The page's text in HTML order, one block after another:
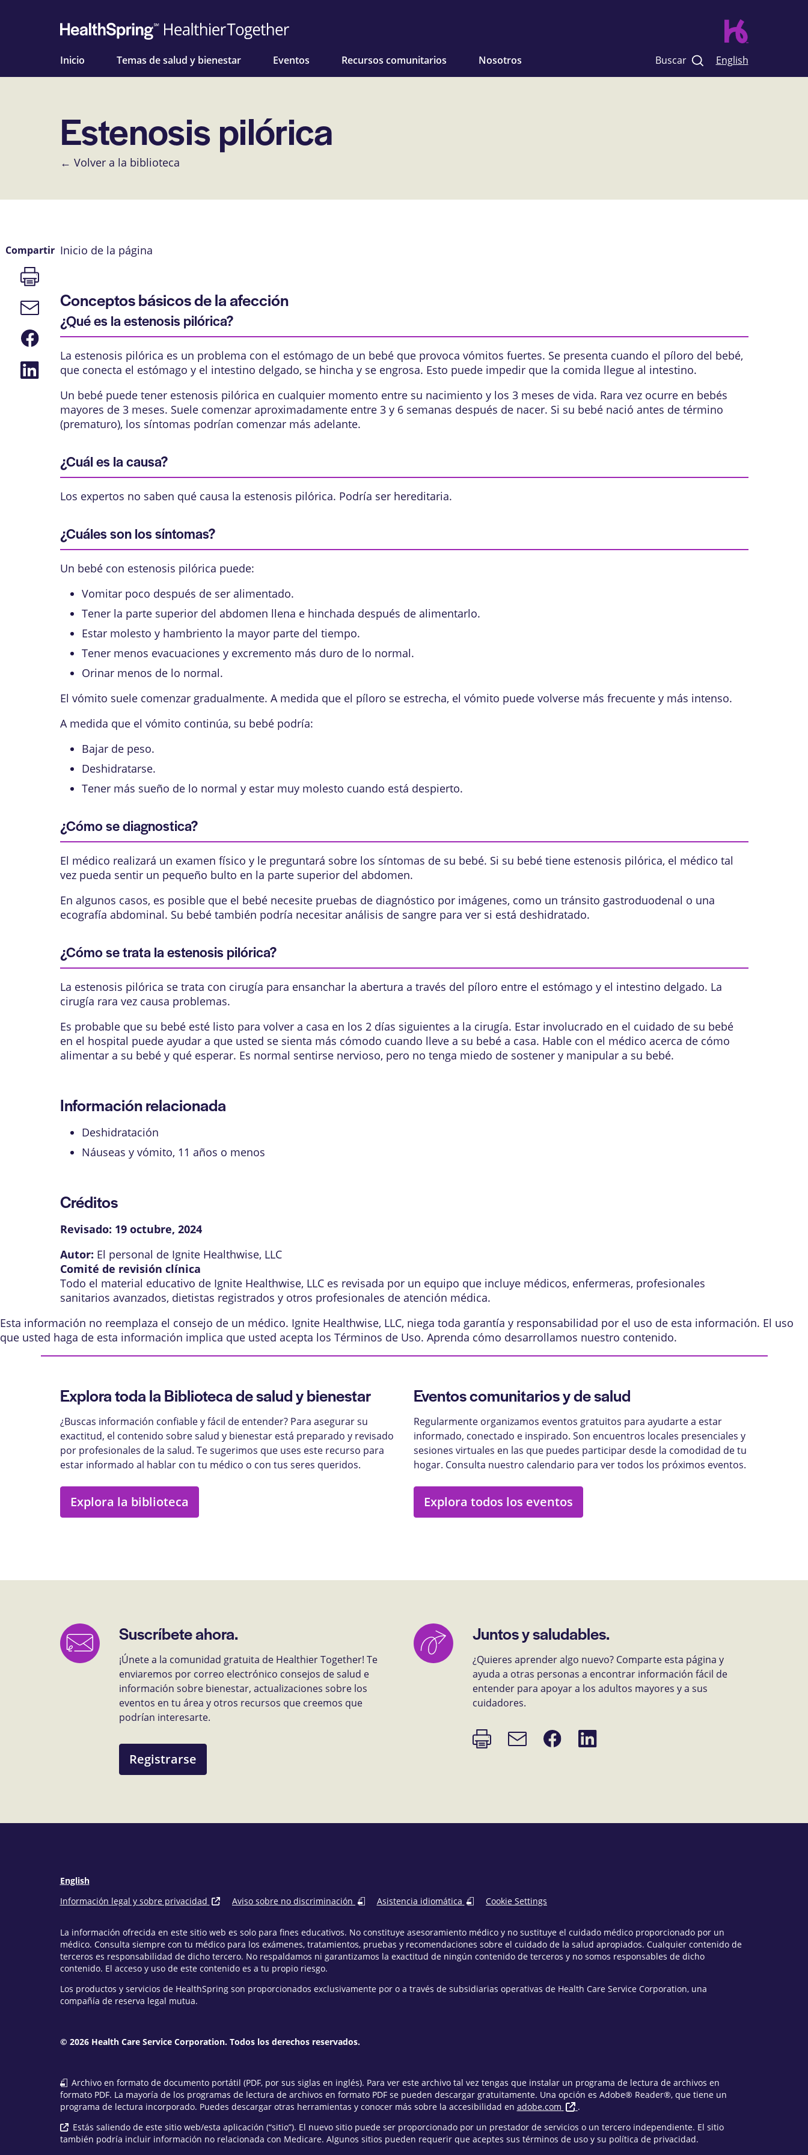
Inicio Temas de salud y bienestar Eventos Recursos comunitarios Nosotros Buscar English
Estenosis pilórica
← Volver a la biblioteca
Inicio de la página
Conceptos básicos de la afección
¿Qué es la estenosis pilórica?
La estenosis pilórica es un problema con el estómago de un bebé que provoca vómitos fuertes. Se presenta cuando el píloro del bebé,
que conecta el estómago y el intestino delgado, se hincha y se engrosa. Esto puede impedir que la comida llegue al intestino.
Un bebé puede tener estenosis pilórica en cualquier momento entre su nacimiento y los 3 meses de vida. Rara vez ocurre en bebés
mayores de 3 meses. Suele comenzar aproximadamente entre 3 y 6 semanas después de nacer. Si su bebé nació antes de término
(prematuro), los síntomas podrían comenzar más adelante.
¿Cuál es la causa?
Los expertos no saben qué causa la estenosis pilórica. Podría ser hereditaria.
¿Cuáles son los síntomas?
Un bebé con estenosis pilórica puede:
Vomitar poco después de ser alimentado.
Tener la parte superior del abdomen llena e hinchada después de alimentarlo.
Estar molesto y hambriento la mayor parte del tiempo.
Tener menos evacuaciones y excremento más duro de lo normal.
Orinar menos de lo normal.
El vómito suele comenzar gradualmente. A medida que el píloro se estrecha, el vómito puede volverse más frecuente y más intenso.
A medida que el vómito continúa, su bebé podría:
Bajar de peso.
Deshidratarse.
Tener más sueño de lo normal y estar muy molesto cuando está despierto.
¿Cómo se diagnostica?
El médico realizará un examen físico y le preguntará sobre los síntomas de su bebé. Si su bebé tiene estenosis pilórica, el médico tal
vez pueda sentir un pequeño bulto en la parte superior del abdomen.
En algunos casos, es posible que el bebé necesite pruebas de diagnóstico por imágenes, como un tránsito gastroduodenal o una
ecografía abdominal. Su bebé también podría necesitar análisis de sangre para ver si está deshidratado.
¿Cómo se trata la estenosis pilórica?
La estenosis pilórica se trata con cirugía para ensanchar la abertura a través del píloro entre el estómago y el intestino delgado. La
cirugía rara vez causa problemas.
Es probable que su bebé esté listo para volver a casa en los 2 días siguientes a la cirugía. Estar involucrado en el cuidado de su bebé
en el hospital puede ayudar a que usted se sienta más cómodo cuando lleve a su bebé a casa. Hable con el médico acerca de cómo
alimentar a su bebé y qué esperar. Es normal sentirse nervioso, pero no tenga miedo de sostener y manipular a su bebé.
Información relacionada
Deshidratación
Náuseas y vómito, 11 años o menos
Créditos
Revisado: 19 octubre, 2024
Autor: El personal de Ignite Healthwise, LLC
Comité de revisión clínica
Todo el material educativo de Ignite Healthwise, LLC es revisada por un equipo que incluye médicos, enfermeras, profesionales
sanitarios avanzados, dietistas registrados y otros profesionales de atención médica.
Esta información no reemplaza el consejo de un médico. Ignite Healthwise, LLC, niega toda garantía y responsabilidad por el uso de esta información. El uso
que usted haga de esta información implica que usted acepta los Términos de Uso. Aprenda cómo desarrollamos nuestro contenido.
Explora toda la Biblioteca de salud y bienestar
¿Buscas información confiable y fácil de entender? Para asegurar su
exactitud, el contenido sobre salud y bienestar está preparado y revisado
por profesionales de la salud. Te sugerimos que uses este recurso para
estar informado al hablar con tu médico o con tus seres queridos.
Explora la biblioteca
Eventos comunitarios y de salud
Regularmente organizamos eventos gratuitos para ayudarte a estar
informado, conectado e inspirado. Son encuentros locales presenciales y
sesiones virtuales en las que puedes participar desde la comodidad de tu
hogar. Consulta nuestro calendario para ver todos los próximos eventos.
Explora todos los eventos
Compartir
Imprimir
página
Enlace
de
correo
electrónico
Compartir
en
Facebook
Compartir
en
LinkedIn
Suscríbete ahora.
¡Únete a la comunidad gratuita de Healthier Together! Te
enviaremos por correo electrónico consejos de salud e
información sobre bienestar, actualizaciones sobre los
eventos en tu área y otros recursos que creemos que
podrían interesarte.
Registrarse
Juntos y saludables.
¿Quieres aprender algo nuevo? Comparte esta página y
ayuda a otras personas a encontrar información fácil de
entender para apoyar a los adultos mayores y a sus
cuidadores.
Imprimir
página
Enlace
de
Compartir
en
Compartir
en
English
Información legal y sobre privacidad
Aviso sobre no discriminación Asistencia idiomática Cookie Settings
La información ofrecida en este sitio web es solo para fines educativos. No constituye asesoramiento médico y no sustituye el cuidado médico proporcionado por un
médico. Consulta siempre con tu médico para los exámenes, tratamientos, pruebas y recomendaciones sobre el cuidado de la salud apropiados. Cualquier contenido de
terceros es responsabilidad de dicho tercero. No respaldamos ni garantizamos la exactitud de ningún contenido de terceros y no somos responsables de dicho
contenido. El acceso y uso de este contenido es a tu propio riesgo.
Los productos y servicios de HealthSpring son proporcionados exclusivamente por o a través de subsidiarias operativas de Health Care Service Corporation, una
compañía de reserva legal mutua.
© 2026 Health Care Service Corporation. Todos los derechos reservados.
Archivo en formato de documento portátil (PDF, por sus siglas en inglés). Para ver este archivo tal vez tengas que instalar un programa de lectura de archivos en
formato PDF. La mayoría de los programas de lectura de archivos en formato PDF se pueden descargar gratuitamente. Una opción es Adobe® Reader®, que tiene un
programa de lectura incorporado. Puedes descargar otras herramientas y conocer más sobre la accesibilidad en adobe.com
.
Estás saliendo de este sitio web/esta aplicación (“sitio”). El nuevo sitio puede ser proporcionado por un prestador de servicios o un tercero independiente. El sitio
también podría incluir información no relacionada con Medicare. Algunos sitios pueden requerir que aceptes sus términos de uso y su política de privacidad.